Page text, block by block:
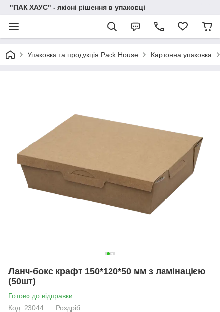
"ПАК ХАУС" - якісні рішення в упаковці
Упаковка та продукція Pack House Картонна упаковка
Ланч-бокс крафт 150*120*50 мм з ламінацією
(50шт)
Готово до відправки
Код: 23044
Роздріб